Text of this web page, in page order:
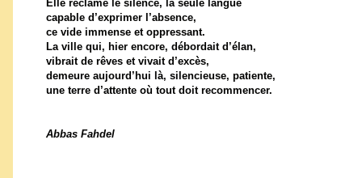
Elle réclame le silence, la seule langue
capable d’exprimer l’absence,
ce vide immense et oppressant.
La ville qui, hier encore, débordait d’élan,
vibrait de rêves et vivait d’excès,
demeure aujourd’hui là, silencieuse, patiente,
une terre d’attente où tout doit recommencer.
Abbas Fahdel